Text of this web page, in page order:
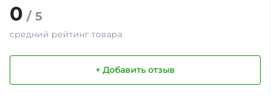
0 / 5
средний рейтинг товара
+ Добавить отзыв